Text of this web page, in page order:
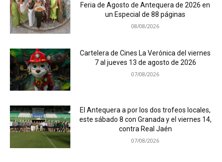
Feria de Agosto de Antequera de 2026 en
un Especial de 88 páginas
08/08/2026
Cartelera de Cines La Verónica del viernes
7 al jueves 13 de agosto de 2026
07/08/2026
El Antequera a por los dos trofeos locales,
este sábado 8 con Granada y el viernes 14,
contra Real Jaén
07/08/2026